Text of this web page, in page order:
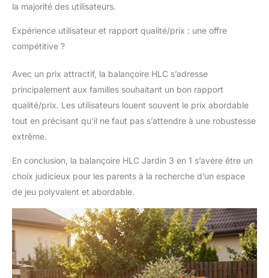
la majorité des utilisateurs.
Expérience utilisateur et rapport qualité/prix : une offre
compétitive ?
Avec un prix attractif, la balançoire HLC s’adresse
principalement aux familles souhaitant un bon rapport
qualité/prix. Les utilisateurs louent souvent le prix abordable
tout en précisant qu’il ne faut pas s’attendre à une robustesse
extrême.
En conclusion, la balançoire HLC Jardin 3 en 1 s’avère être un
choix judicieux pour les parents à la recherche d’un espace
de jeu polyvalent et abordable.